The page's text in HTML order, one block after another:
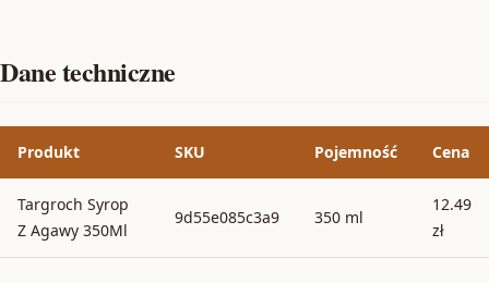
Dane techniczne
Produkt SKU Pojemność Cena
Targroch Syrop
Z Agawy 350Ml
9d55e085c3a9 350 ml
12.49
zł